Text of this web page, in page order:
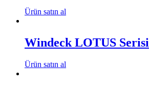
Ürün satın al
Windeck LOTUS Serisi
Ürün satın al